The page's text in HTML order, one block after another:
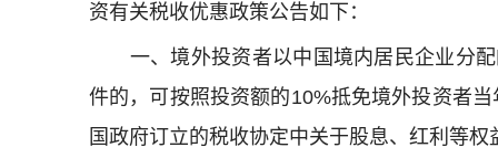
资有关税收优惠政策公告如下：
一、境外投资者以中国境内居民企业分配
件的，可按照投资额的10%抵免境外投资者
国政府订立的税收协定中关于股息、红利等